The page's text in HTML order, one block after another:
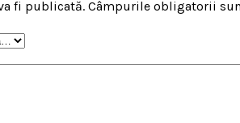
fi publicată. Câmpurile obligatorii